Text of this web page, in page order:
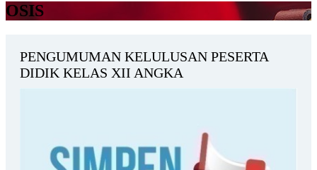
OSIS
PENGUMUMAN KELULUSAN PESERTA
DIDIK KELAS XII ANGKA